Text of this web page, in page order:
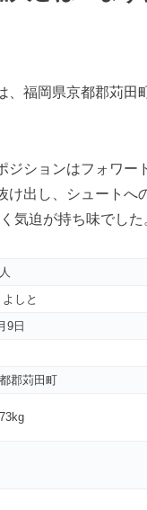
、福岡県京都郡苅田
ジションはフォワー
け出し、シュートへ
気迫が持ち味でした
しと
9日
郡苅田町